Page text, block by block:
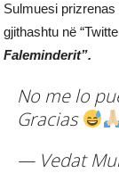
Sulmuesi
gjithashtu në
Faleminderit”.
No me lo
Gracias
— Vedat